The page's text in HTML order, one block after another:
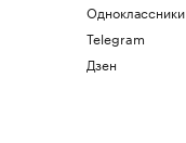
Одноклассники
Telegram
Дзен